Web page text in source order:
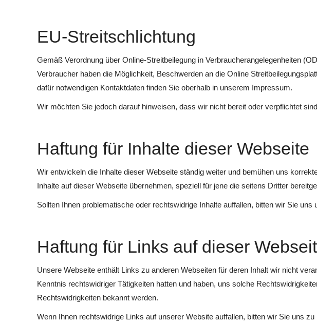
EU-Streitschlichtung
Gemäß Verordnung über Online-Streitbeilegung in Verbraucherangelegenheiten
Verbraucher haben die Möglichkeit, Beschwerden an die Online
dafür notwendigen Kontaktdaten finden Sie oberhalb in unserem Impressum.
Wir möchten Sie jedoch darauf hinweisen, dass wir nicht bereit oder verpflichtet
Haftung für Inhalte dieser Webseite
Wir entwickeln die Inhalte dieser Webseite ständig weiter und bemühen uns
Inhalte auf dieser Webseite übernehmen, speziell für jene die seitens Dritter
Sollten Ihnen problematische oder rechtswidrige Inhalte auffallen, bitten wir Sie
Haftung für Links auf dieser
Unsere Webseite enthält Links zu anderen Webseiten für deren Inhalt wir nicht
Kenntnis rechtswidriger Tätigkeiten hatten und haben, uns solche
Rechtswidrigkeiten bekannt werden.
Wenn Ihnen rechtswidrige Links auf unserer Website auffallen, bitten wir Sie uns